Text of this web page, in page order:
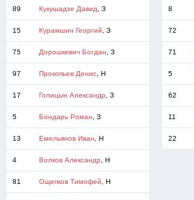
89 Кукушадзе Давид , З
15 Курамшин Георгий , З
75 Дорошкевич Богдан , З
97 Прокопьев Денис, Н
17 Голицын Александр , З
5 Бондарь Роман , З
13 Емельянов Иван , Н
4 Волков Александр , Н
81 Ощепков Тимофей , Н
8
72
71
5
62
11
22